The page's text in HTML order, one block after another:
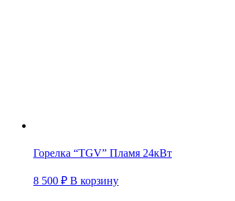
Горелка “TGV” Пламя 24кВт
8 500 ₽ В корзину